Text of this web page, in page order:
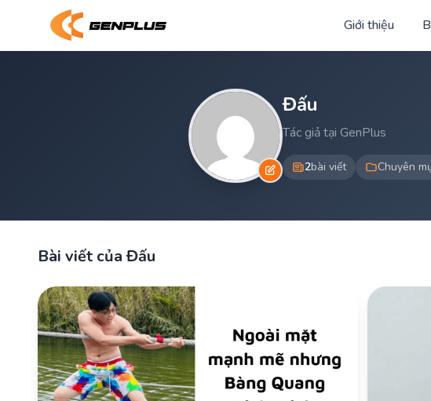
Giới thiệu
Đấu
Tác giả tại GenPlus
2bài viết Chuyên
Bài viết của Đấu